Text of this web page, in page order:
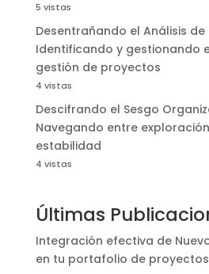
5 vistas
Desentrañando el Análisis
Identificando y gestionando
gestión de proyectos
4 vistas
Descifrando el Sesgo
Navegando entre
estabilidad
4 vistas
Últimas
Integración efectiva de
en tu portafolio de proyectos